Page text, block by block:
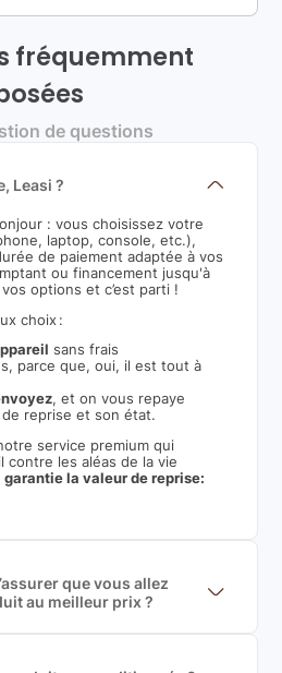
fréquemment
de questions
Leasi ?
: vous choisissez votre
laptop, console, etc.),
de paiement adaptée à vos
ou financement jusqu'à
options et c’est parti !
choix :
sans frais
parce que, oui, il est tout à
, et on vous repaye
reprise et son état.
service premium qui
contre les aléas de la vie
garantie la valeur de reprise:
que vous allez
au meilleur prix ?
de rachat. De plus, nous